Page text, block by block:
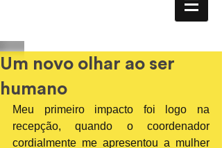
Um novo olhar ao ser
humano
Meu primeiro impacto foi logo na
recepção, quando o coordenador
cordialmente me apresentou a mulher